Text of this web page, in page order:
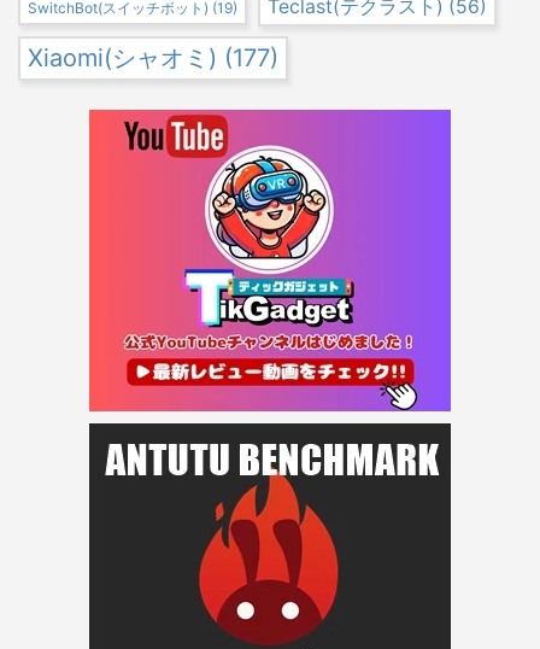
SwitchBot(スイッチボット) (19) Teclast(テクラスト) (56)
Xiaomi(シャオミ) (177)